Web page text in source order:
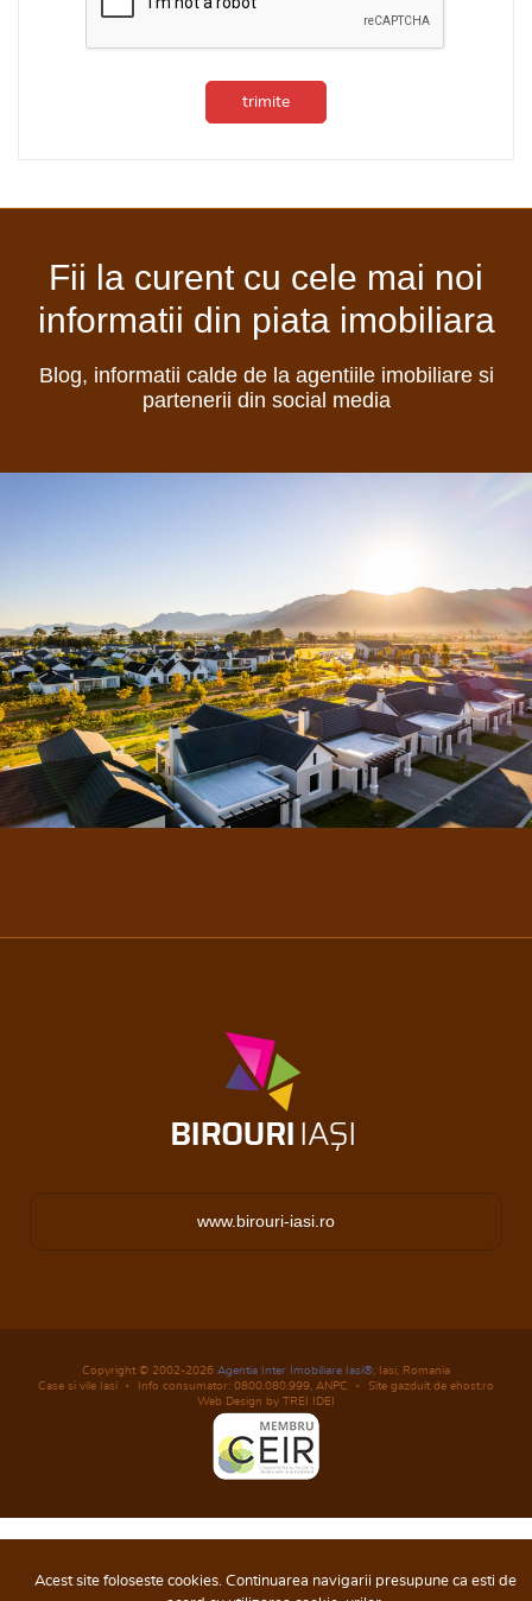
trimite
Fii la curent cu cele mai noi
informatii din piata imobiliara
Blog, informatii calde de la agentiile imobiliare si
partenerii din social media
www.birouri-iasi.ro
Copyright © 2002-2026 Agentia Inter Imobiliare Iasi® , Iasi, Romania
Case si vile Iasi
Info consumator: 0800.080.999, ANPC
Site gazduit de ehost.ro
Web Design by TREI IDEI
Acest site foloseste cookies. Continuarea navigarii presupune ca esti de